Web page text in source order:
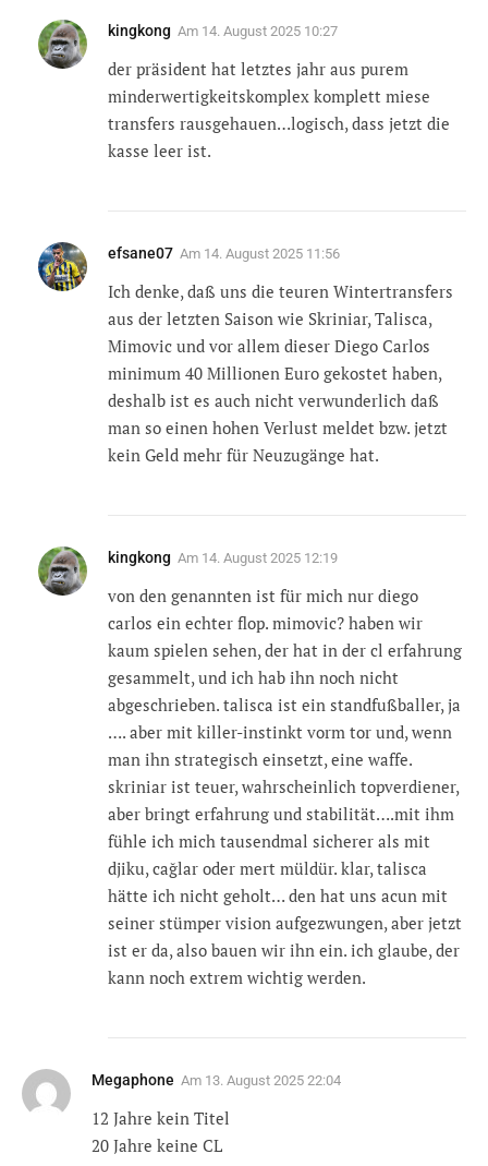
kingkong Am 14. August 2025 10:27
der präsident hat letztes jahr aus purem
minderwertigkeitskomplex komplett miese
transfers rausgehauen…logisch, dass jetzt die
kasse leer ist.
efsane07 Am 14. August 2025 11:56
Ich denke, daß uns die teuren Wintertransfers
aus der letzten Saison wie Skriniar, Talisca,
Mimovic und vor allem dieser Diego Carlos
minimum 40 Millionen Euro gekostet haben,
deshalb ist es auch nicht verwunderlich daß
man so einen hohen Verlust meldet bzw. jetzt
kein Geld mehr für Neuzugänge hat.
kingkong Am 14. August 2025 12:19
von den genannten ist für mich nur diego
carlos ein echter flop. mimovic? haben wir
kaum spielen sehen, der hat in der cl erfahrung
gesammelt, und ich hab ihn noch nicht
abgeschrieben. talisca ist ein standfußballer, ja
…. aber mit killer-instinkt vorm tor und, wenn
man ihn strategisch einsetzt, eine waffe.
skriniar ist teuer, wahrscheinlich topverdiener,
aber bringt erfahrung und stabilität….mit ihm
fühle ich mich tausendmal sicherer als mit
djiku, cağlar oder mert müldür. klar, talisca
hätte ich nicht geholt… den hat uns acun mit
seiner stümper vision aufgezwungen, aber jetzt
ist er da, also bauen wir ihn ein. ich glaube, der
kann noch extrem wichtig werden.
Megaphone Am 13. August 2025 22:04
12 Jahre kein Titel
20 Jahre keine CL